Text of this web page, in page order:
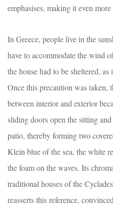
emphasises, making it even
In Greece, people live in the
have to accommodate the wind
the house had to be sheltered,
Once this precaution was taken,
between interior and exterior
sliding doors open the sitting
patio, thereby forming two
Klein blue of the sea, the white
the foam on the waves. Its
traditional houses of the
reasserts this reference,